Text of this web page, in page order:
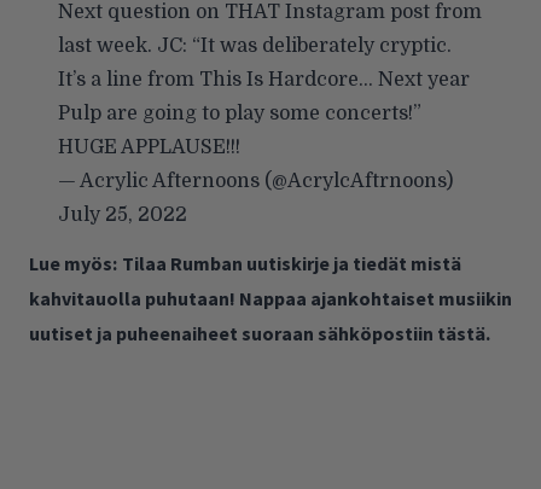
Next question on THAT Instagram post from
last week. JC: “It was deliberately cryptic.
It’s a line from This Is Hardcore… Next year
Pulp are going to play some concerts!”
HUGE APPLAUSE!!!
— Acrylic Afternoons (@AcrylcAftrnoons)
July 25, 2022
Lue myös: Tilaa Rumban uutiskirje ja tiedät mistä
kahvitauolla puhutaan! Nappaa ajankohtaiset musiikin
uutiset ja puheenaiheet suoraan sähköpostiin tästä.